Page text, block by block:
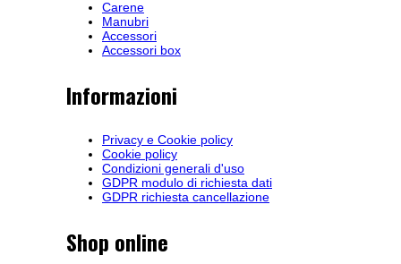
Carene
Manubri
Accessori
Accessori box
Informazioni
Privacy e Cookie policy
Cookie policy
Condizioni generali d'uso
GDPR modulo di richiesta dati
GDPR richiesta cancellazione
Shop online